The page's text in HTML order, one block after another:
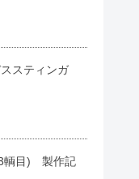
スティンガ
輌目) 製作記